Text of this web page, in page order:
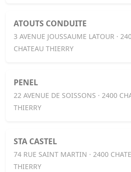
ATOUTS CONDUITE
3 AVENUE JOUSSAUME LATOUR ·
CHATEAU THIERRY
PENEL
22 AVENUE DE SOISSONS · 2400
THIERRY
STA CASTEL
74 RUE SAINT MARTIN · 2400
THIERRY